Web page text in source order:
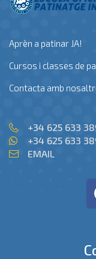
Aprèn a patinar JA!
Cursos i classes de
Contacta amb
+34 625 633
+34 625 633
EMAIL